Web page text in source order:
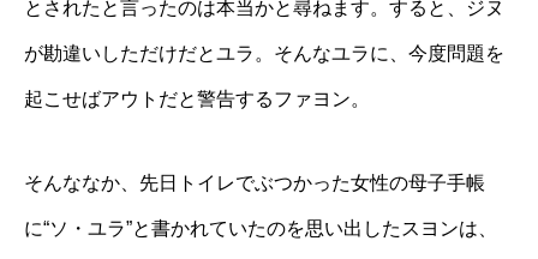
とされたと言ったのは本当かと尋ねます。すると、ジヌ
が勘違いしただけだとユラ。そんなユラに、今度問題を
起こせばアウトだと警告するファヨン。
そんななか、先日トイレでぶつかった女性の母子手帳
に“ソ・ユラ”と書かれていたのを思い出したスヨンは、